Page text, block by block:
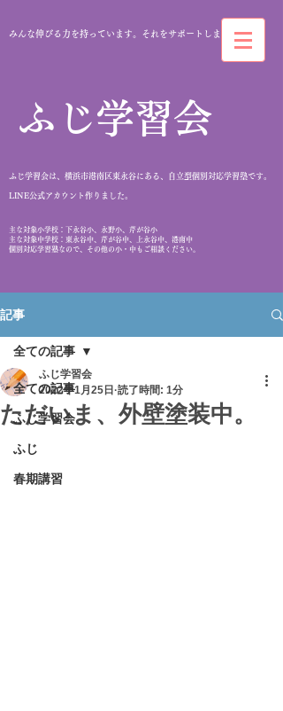
みんな伸びる力を持っています。それをサポートします。
​ふじ学習会
ふじ学習会は、横浜市港南区東永谷にある、自立型個別対応学習塾です。
​LINE公式アカウント作りました。
​主な対象小学校：下永谷小、永野小、芹が谷小
主な対象中学校：東永谷中、芹が谷中、上永谷中、港南中
個別対応学習塾なので、その他の小・中もご相談ください。
記事
全ての記事
ふじ学習会
ふじ
春期講習
全ての記事
ただいま、外壁塗装中。
ふじ学習会
2022年1月25日 読了時間: 1分